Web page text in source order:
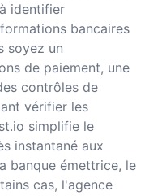
identifier
bancaires
soyez un
de paiement, une
contrôles de
vérifier les
simplifie le
instantané aux
banque émettrice, le
cas, l'agence